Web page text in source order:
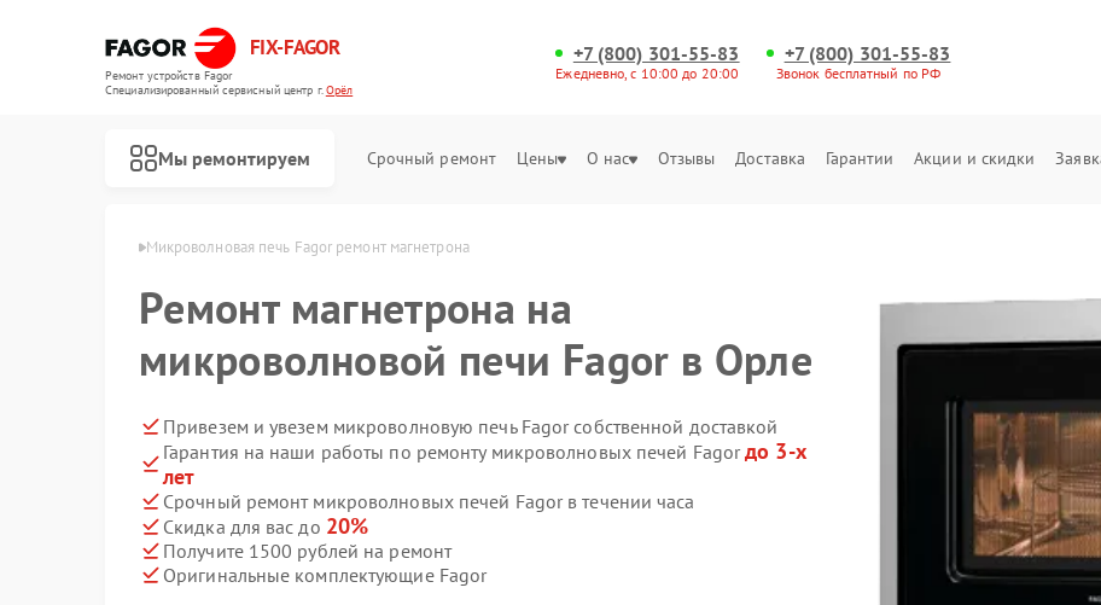
FIX-FAGOR
Ремонт устройств Fagor
Специализированный cервисный центр г.Орёл
+7 (800) 301-55-83
Ежедневно, с 10:00 до 20:00
+7 (800) 301-55-83
Звонок бесплатный по РФ
Мы ремонтируем Срочный ремонт Цены О нас Отзывы Доставка Гарантии Акции и скидки
Микроволновая печь Fagor ремонт магнетрона
Ремонт магнетрона на
микроволновой печи Fagor в Орле
Привезем и увезем микроволновую печь Fagor собственной доставкой
Гарантия на наши работы по ремонту микроволновых печей Fagorдо 3-х
лет
Срочный ремонт микроволновых печей Fagor в течении часа
Скидка для вас до 20%
Получите 1500 рублей на ремонт
Оригинальные комплектующие Fagor